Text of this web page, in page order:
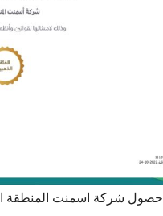
حصول شركة اسمنت المنطقة